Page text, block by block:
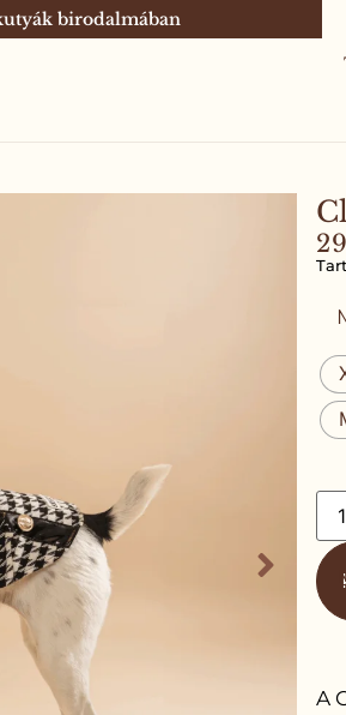
birodalmában
A